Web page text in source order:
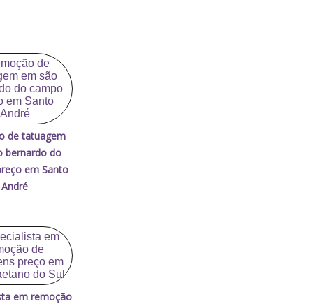
de tatuagem
bernardo do
em Santo
André
em remoção